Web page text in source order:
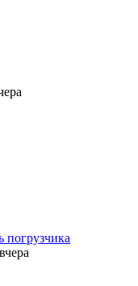
вчера